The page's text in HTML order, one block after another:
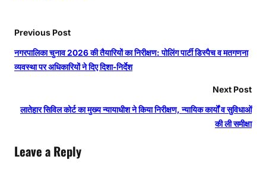
Previous Post
नगरपालिका चुनाव 2026 की तैयारियों का निरीक्षण: पोलिंग पार्टी डिस्पैच व मतगणना
व्यवस्था पर अधिकारियों ने दिए दिशा-निर्देश
Next Post
लातेहार सिविल कोर्ट का मुख्य न्यायाधीश ने किया निरीक्षण, न्यायिक कार्यों व सुविधाओं
की ली समीक्षा
Leave a Reply